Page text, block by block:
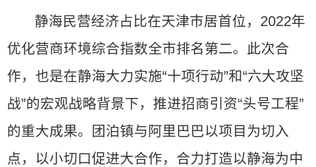
静海民营经济占比在天津市居首位，2022年
优化营商环境综合指数全市排名第二。此次合
作，也是在静海大力实施“十项行动”和“六大攻坚
战”的宏观战略背景下，推进招商引资“头号工程”
的重大成果。团泊镇与阿里巴巴以项目为切入
点，以小切口促进大合作，合力打造以静海为中